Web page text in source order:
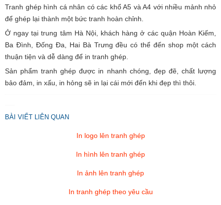
Tranh ghép hình cá nhân có các khổ A5 và A4 với nhiều mảnh nhỏ
để ghép lại thành một bức tranh hoàn chỉnh.
Ở ngay tại trung tâm Hà Nội, khách hàng ở các quận Hoàn Kiếm,
Ba Đình, Đống Đa, Hai Bà Trưng đều có thể đến shop một cách
thuận tiện và dễ dàng để in tranh ghép.
Sản phẩm tranh ghép được in nhanh chóng, đẹp đẽ, chất lượng
bảo đảm, in xấu, in hỏng sẽ in lại cái mới đến khi đẹp thì thôi.
BÀI VIẾT LIÊN QUAN
In logo lên tranh ghép
In hình lên tranh ghép
In ảnh lên tranh ghép
In tranh ghép theo yêu cầu